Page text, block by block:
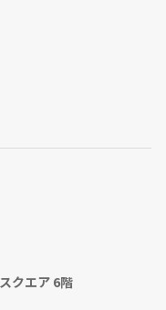
クエア 6階